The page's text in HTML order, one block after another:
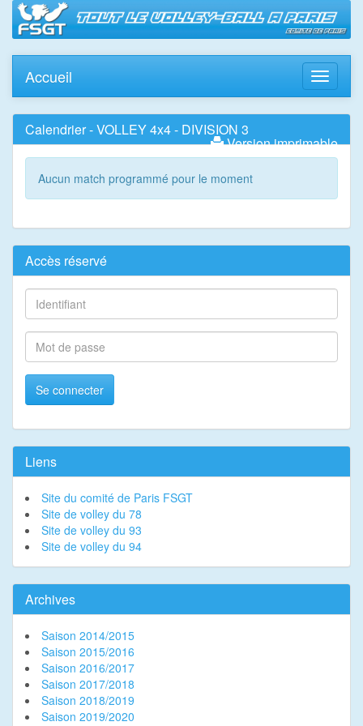
Toggle
Accueil
Calendrier - VOLLEY 4x4 - DIVISION 3
Version imprimable
Aucun match programmé pour le moment
Accès réservé
Se connecter
Liens
Site du comité de Paris FSGT
Site de volley du 78
Site de volley du 93
Site de volley du 94
Archives
Saison 2014/2015
Saison 2015/2016
Saison 2016/2017
Saison 2017/2018
Saison 2018/2019
Saison 2019/2020